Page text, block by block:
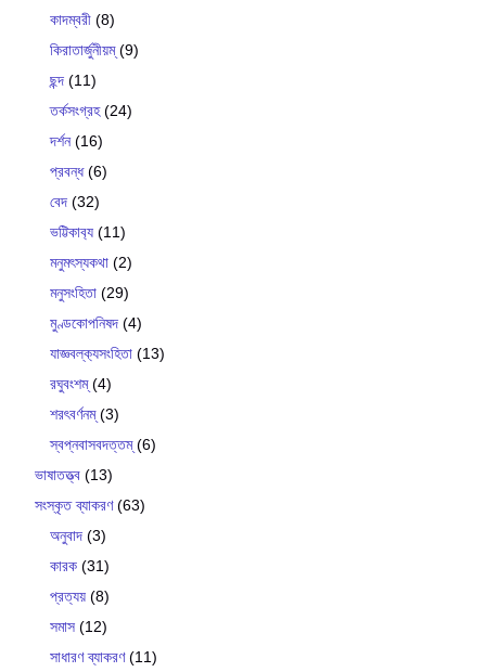
কাদম্বরী (8)
কিরাতার্জুনীয়ম্(9)
ছন্দ (11)
তর্কসংগ্রহ(24)
দর্শন(16)
প্রবন্ধ(6)
বেদ (32)
ভট্টিকাব‍্য (11)
মনুমৎস্যকথা (2)
মনুসংহিতা (29)
মুণ্ডকোপনিষদ (4)
যাজ্ঞবল্ক‍্যসংহিতা (13)
রঘুবংশম্(4)
শরৎবর্ণনম্(3)
স্বপ্নবাসবদত্তম্(6)
ভাষাতত্ত্ব (13)
সংস্কৃত ব্যাকরণ(63)
অনুবাদ (3)
কারক (31)
প্রত্যয় (8)
সমাস (12)
সাধারণ ব্যাকরণ(11)